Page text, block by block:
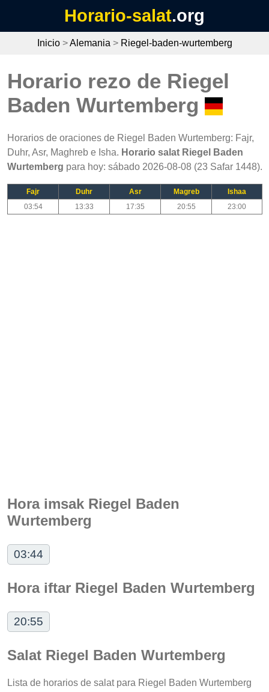
Horario-salat.org
Inicio>Alemania > Riegel-baden-wurtemberg
Horario rezo de Riegel
Baden Wurtemberg
Horarios de oraciones de Riegel Baden Wurtemberg: Fajr,
Duhr, Asr, Maghreb e Isha. Horario salat Riegel Baden
Wurtemberg para hoy: sábado 2026-08-08 (23 Safar 1448).
Fajr Duhr Asr Magreb
Ishaa
03:54
13:33 17:35 20:55 23:00
Hora imsak Riegel Baden
Wurtemberg
03:44
Hora iftar Riegel Baden Wurtemberg
20:55
Salat Riegel Baden Wurtemberg
Lista de horarios de salat para Riegel Baden Wurtemberg